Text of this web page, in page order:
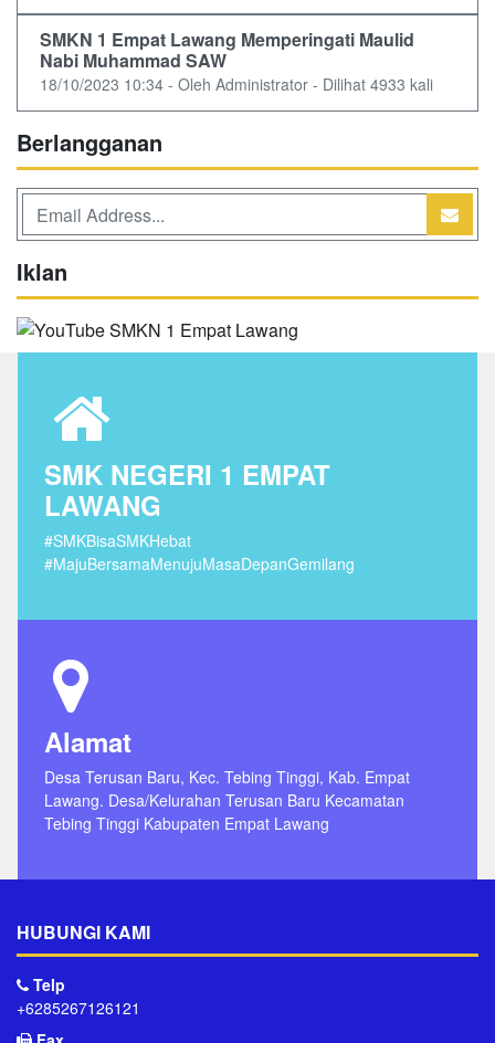
SMKN 1 Empat Lawang Memperingati Maulid
Nabi Muhammad SAW
18/10/2023 10:34 - Oleh Administrator - Dilihat 4933 kali
Berlangganan
Iklan
SMK NEGERI 1 EMPAT
LAWANG
#SMKBisaSMKHebat
#MajuBersamaMenujuMasaDepanGemilang
Alamat
Desa Terusan Baru, Kec. Tebing Tinggi, Kab. Empat
Lawang. Desa/Kelurahan Terusan Baru Kecamatan
Tebing Tinggi Kabupaten Empat Lawang
HUBUNGI KAMI
Telp
+6285267126121